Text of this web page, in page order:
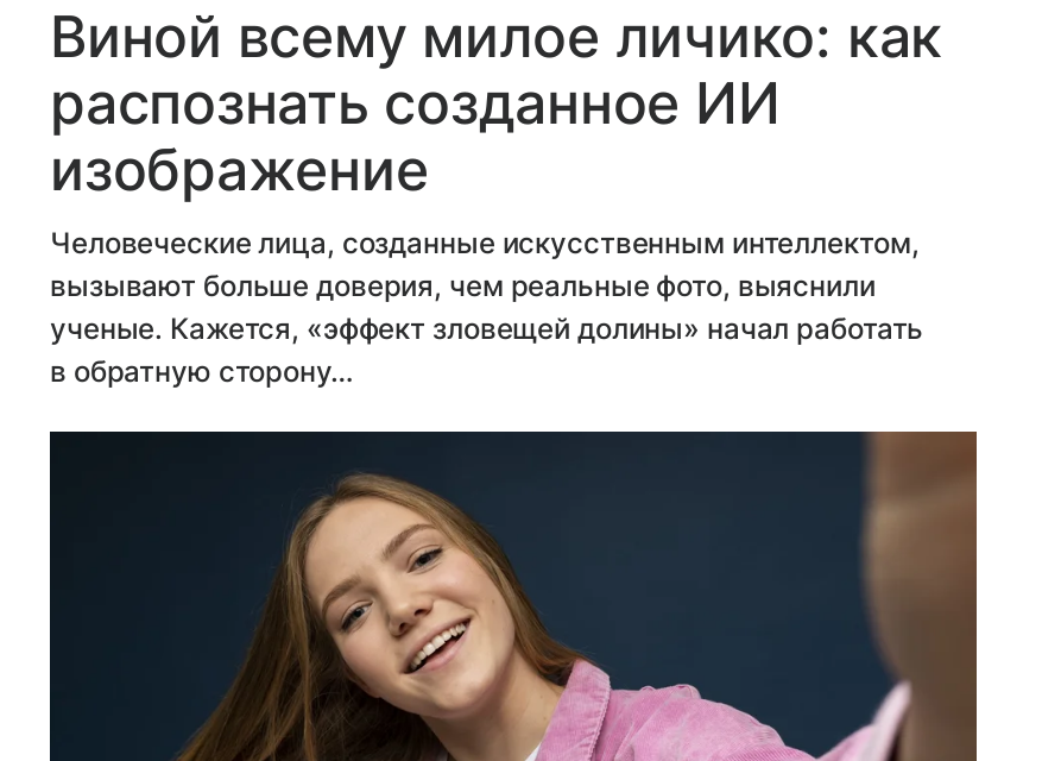
Виной всему милое личико: как
распознать созданное ИИ
изображение
Человеческие лица, созданные искусственным интеллектом,
вызывают больше доверия, чем реальные фото, выяснили
ученые. Кажется, «эффект зловещей долины» начал работать
в обратную сторону…